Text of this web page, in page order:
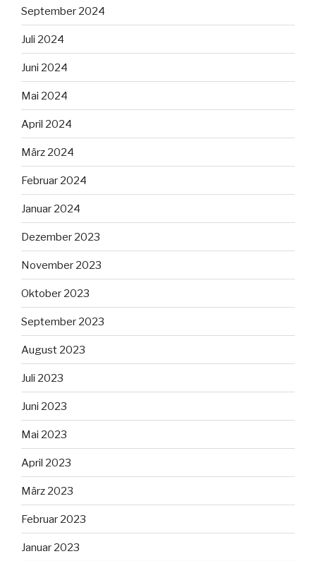
September 2024
Juli 2024
Juni 2024
Mai 2024
April 2024
März 2024
Februar 2024
Januar 2024
Dezember 2023
November 2023
Oktober 2023
September 2023
August 2023
Juli 2023
Juni 2023
Mai 2023
April 2023
März 2023
Februar 2023
Januar 2023